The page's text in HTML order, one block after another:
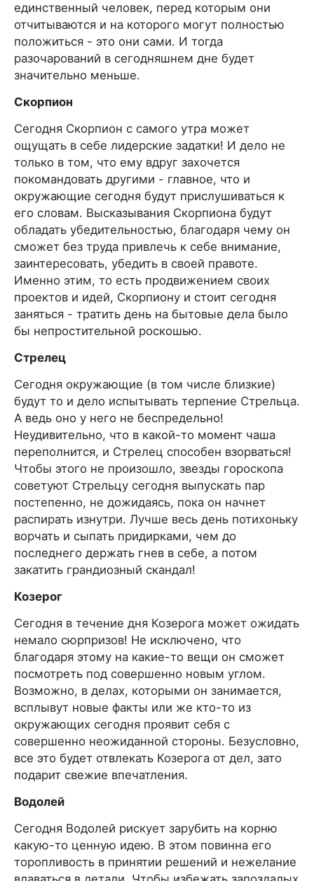
единственный человек, перед которым они
отчитываются и на которого могут полностью
положиться - это они сами. И тогда
разочарований в сегодняшнем дне будет
значительно меньше.
Скорпион
Сегодня Скорпион с самого утра может
ощущать в себе лидерские задатки! И дело не
только в том, что ему вдруг захочется
покомандовать другими - главное, что и
окружающие сегодня будут прислушиваться к
его словам. Высказывания Скорпиона будут
обладать убедительностью, благодаря чему он
сможет без труда привлечь к себе внимание,
заинтересовать, убедить в своей правоте.
Именно этим, то есть продвижением своих
проектов и идей, Скорпиону и стоит сегодня
заняться - тратить день на бытовые дела было
бы непростительной роскошью.
Стрелец
Сегодня окружающие (в том числе близкие)
будут то и дело испытывать терпение Стрельца.
А ведь оно у него не беспредельно!
Неудивительно, что в какой-то момент чаша
переполнится, и Стрелец способен взорваться!
Чтобы этого не произошло, звезды гороскопа
советуют Стрельцу сегодня выпускать пар
постепенно, не дожидаясь, пока он начнет
распирать изнутри. Лучше весь день потихоньку
ворчать и сыпать придирками, чем до
последнего держать гнев в себе, а потом
закатить грандиозный скандал!
Козерог
Сегодня в течение дня Козерога может ожидать
немало сюрпризов! Не исключено, что
благодаря этому на какие-то вещи он сможет
посмотреть под совершенно новым углом.
Возможно, в делах, которыми он занимается,
всплывут новые факты или же кто-то из
окружающих сегодня проявит себя с
совершенно неожиданной стороны. Безусловно,
все это будет отвлекать Козерога от дел, зато
подарит свежие впечатления.
Водолей
Сегодня Водолей рискует зарубить на корню
какую-то ценную идею. В этом повинна его
торопливость в принятии решений и нежелание